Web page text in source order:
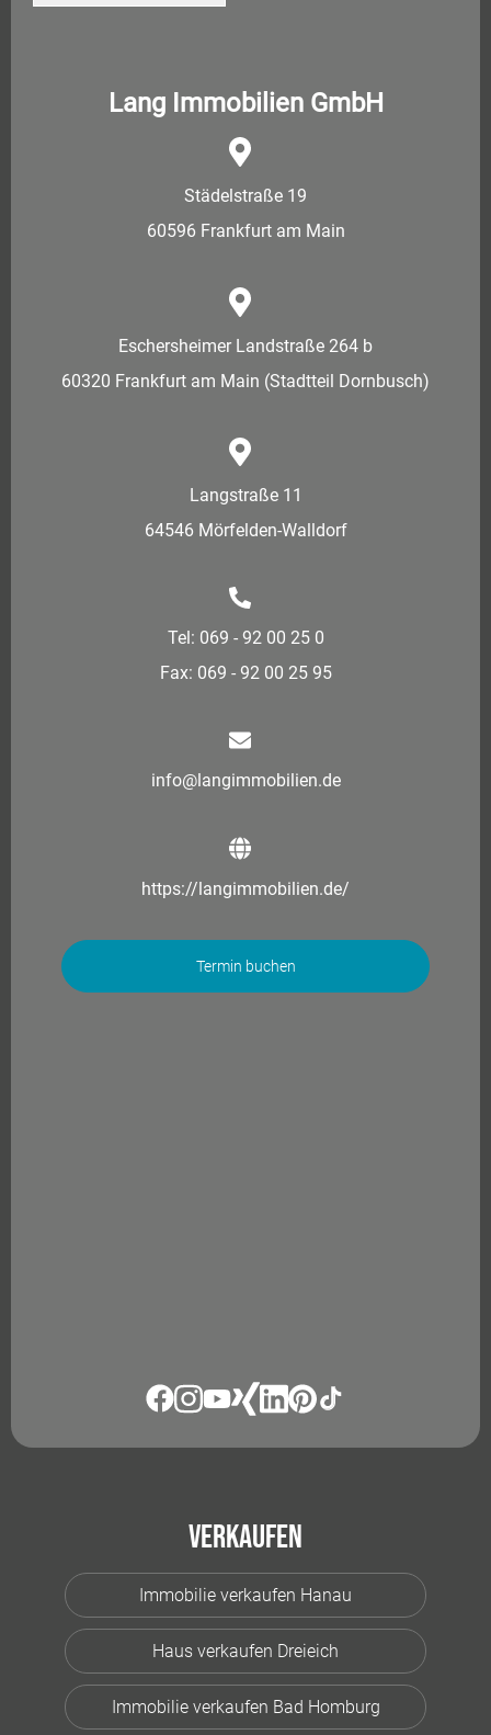
Lang Immobilien GmbH
Städelstraße 19
60596 Frankfurt am Main
Eschersheimer Landstraße 264 b
60320 Frankfurt am Main (Stadtteil Dornbusch)
Langstraße 11
64546 Mörfelden-Walldorf
Tel: 069 - 92 00 25 0
Fax: 069 - 92 00 25 95
info@langimmobilien.de
https://langimmobilien.de/
Termin buchen
Verkaufen
Immobilie verkaufen Hanau
Haus verkaufen Dreieich
Immobilie verkaufen Bad Homburg